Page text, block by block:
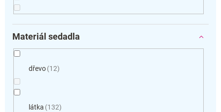
Materiál sedadla
dřevo 12
látka 132